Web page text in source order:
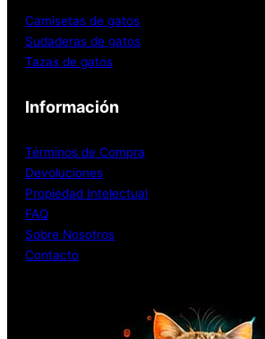
Camisetas de gatos
Sudaderas de gatos
Tazas de gatos
Información
Términos de Compra
Devoluciones
Propiedad Intelectual
FAQ
Sobre Nosotros
Contacto